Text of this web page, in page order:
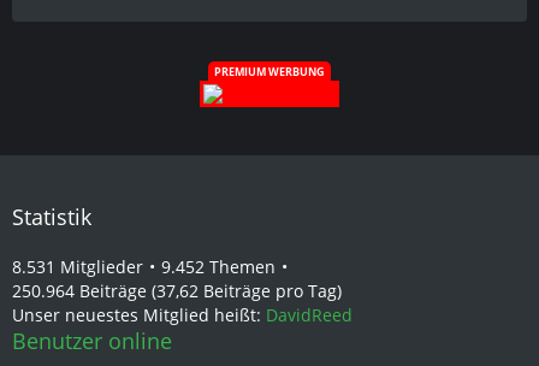
PREMIUM WERBUNG
Statistik
8.531 Mitglieder
9.452 Themen
250.964 Beiträge (37,62 Beiträge pro Tag)
Unser neuestes Mitglied heißt: DavidReed
Benutzer online